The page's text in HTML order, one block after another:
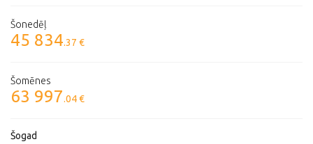
Šonedēļ
45 834.37 €
Šomēnes
63 997.04 €
Šogad